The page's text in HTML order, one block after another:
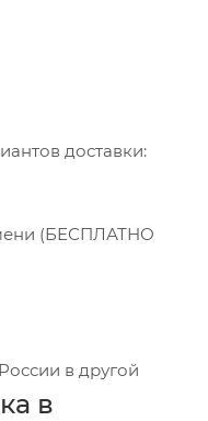
доставки:
(БЕСПЛАТНО
в другой
в